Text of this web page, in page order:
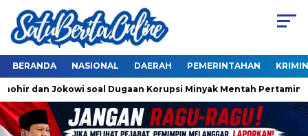
BERANDA NASIONAL DAERAH PEMERINTAHAN
dan Jokowi soal Dugaan Korupsi Minyak Mentah Pertamina